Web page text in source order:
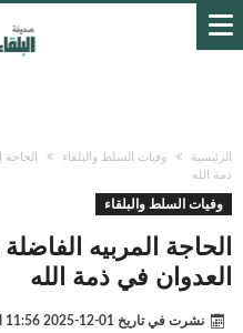
الرئيسية وفيات السلط والبلقاء
الحاجة
ذمة الله
وفيات السلط والبلقاء
الحاجة المربيه
العدوان في ذمة الله
نشرت في تاريخ 01-12-2025 11:56 AM